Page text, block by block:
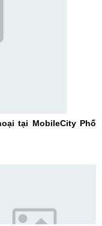
tại MobileCity Phố